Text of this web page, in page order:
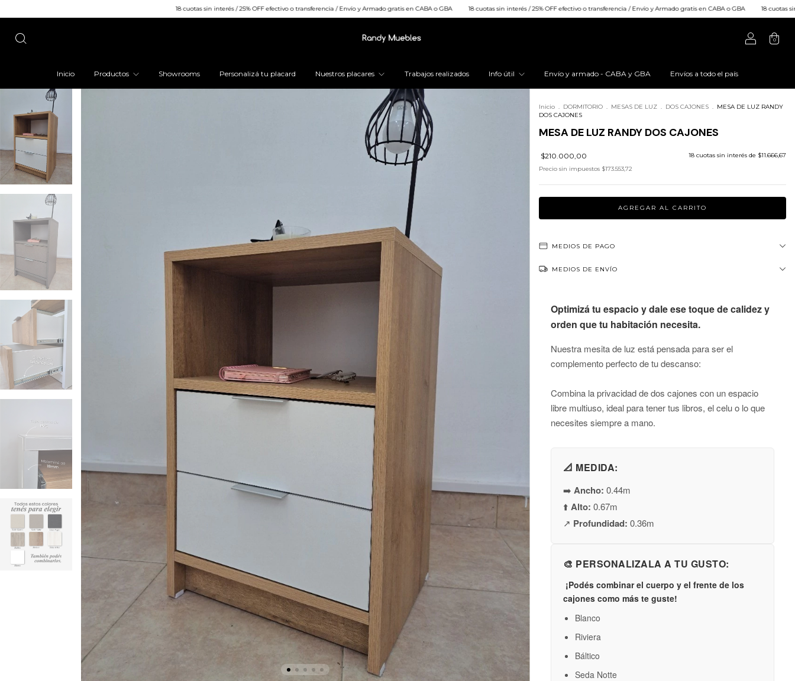
18 cuotas sin interés / 25% OFF efectivo o transferencia / Envío y Armado gratis en CABA o GBA 18 cuotas sin interés / 25% OFF efectivo o transferencia / Envío y Armado gratis en CABA o GBA 18 cuotas sin interés / 25% OFF
0
Inicio Productos Showrooms Personalizá tu placard Nuestros placares Trabajos realizados Info útil Envío y armado - CABA y GBA Envíos a todo el país
Inicio . DORMITORIO . MESAS DE LUZ . DOS CAJONES . MESA DE LUZ RANDY
DOS CAJONES
MESA DE LUZ RANDY DOS CAJONES
$210.000,00 18 cuotas sin interés de $11.666,67
Precio sin impuestos $173.553,72
MEDIOS DE PAGO
MEDIOS DE ENVÍO
Optimizá tu espacio y dale ese toque de calidez y
orden que tu habitación necesita.
Nuestra mesita de luz está pensada para ser el
complemento perfecto de tu descanso:
Combina la privacidad de dos cajones con un espacio
libre multiuso, ideal para tener tus libros, el celu o lo que
necesites siempre a mano.
📐 MEDIDA:
➡️ Ancho: 0.44m
⬆️ Alto: 0.67m
↗️ Profundidad: 0.36m
🎨 PERSONALIZALA A TU GUSTO:
¡Podés combinar el cuerpo y el frente de los
cajones como más te guste!
Blanco
Riviera
Báltico
Seda Notte